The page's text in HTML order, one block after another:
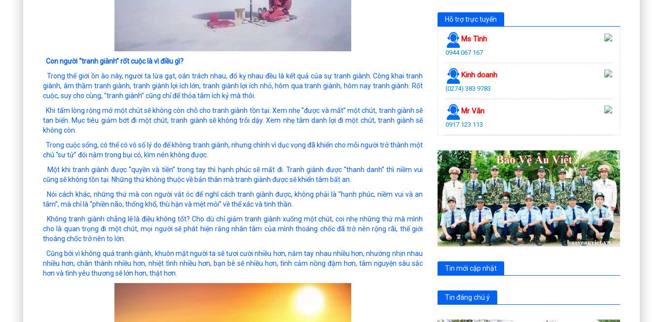
Con người “tranh giành” rốt cuộc là vì điều gì?
Trong thế giới ồn ào này, người ta lừa gạt, oán trách nhau, đố kỵ nhau đều là kết quả của sự tranh giành. Công khai tranh
giành, âm thầm tranh giành, tranh giành lợi ích lớn, tranh giành lợi ích nhỏ, hôm qua tranh giành, hôm nay tranh giành. Rốt
cuộc, suy cho cùng, “tranh giành” cũng chỉ để thỏa tâm ích kỷ mà thôi.
Khi tấm lòng rộng mở một chút sẽ không còn chỗ cho tranh giành tồn tại. Xem nhẹ “được và mất” một chút, tranh giành sẽ
tan biến. Mục tiêu giảm bớt đi một chút, tranh giành sẽ không trỗi dậy. Xem nhẹ tâm danh lợi đi một chút, tranh giành sẽ
không còn.
Trong cuộc sống, có thể có vô số lý do để không tranh giành, nhưng chính vì dục vọng đã khiến cho mỗi người trở thành một
chú “sư tử” đói nằm trong bụi cỏ, kìm nén không được.
Một khi tranh giành được “quyền và tiền” trong tay thì hạnh phúc sẽ mất đi. Tranh giành được “thanh danh” thì niềm vui
cũng sẽ không tồn tại. Những thứ không thuộc về bản thân mà tranh giành được sẽ khiến tâm bất an.
Nói cách khác, những thứ mà con người vắt óc để nghĩ cách tranh giành được, không phải là “hạnh phúc, niềm vui và an
tâm”, mà chỉ là “phiền não, thống khổ, thù hận và mệt mỏi” về thể xác và tinh thần.
Không tranh giành chẳng lẽ là điều không tốt? Cho dù chỉ giảm tranh giành xuống một chút, coi nhẹ những thứ mà mình
cho là quan trọng đi một chút, mọi người sẽ phát hiện rằng nhân tâm của mình thoáng chốc đã trở nên rộng rãi, thế giới
thoáng chốc trở nên to lớn.
Cũng bởi vì không quá tranh giành, khuôn mặt người ta sẽ tươi cười nhiều hơn, nắm tay nhau nhiều hơn, nhường nhịn nhau
nhiều hơn, chân thành nhiều hơn, nhiệt tình nhiều hơn, bạn bè sẽ nhiều hơn, tình cảm nồng đậm hơn, tâm nguyện sâu sắc
hơn và tình yêu thương sẽ lớn hơn, thật hơn.
Hỗ trợ trực tuyến
Ms Tình
0944 067 167
Kinh doanh
(0274) 383 9783
Mr Văn
0917 123 113
Tin mới cập nhật
Tin đáng chú ý